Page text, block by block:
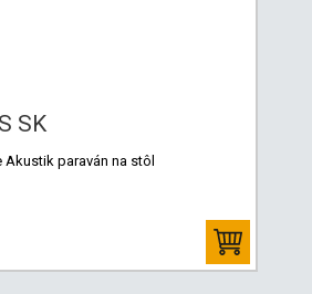
SK
paraván na stôl